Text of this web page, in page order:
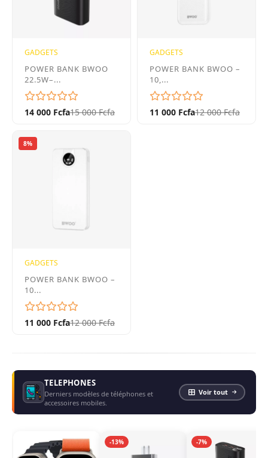
GADGETS
POWER BANK BWOO
22.5W–...
14 000 Fcfa15 000 Fcfa
GADGETS
POWER BANK BWOO –
10,...
11 000 Fcfa12 000 Fcfa
8%
GADGETS
POWER BANK BWOO –
10...
11 000 Fcfa12 000 Fcfa
TELEPHONES
Derniers modèles de téléphones et
accessoires mobiles.
Voir tout
-13% -7%